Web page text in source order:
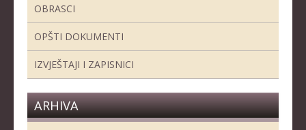
OBRASCI
OPŠTI DOKUMENTI
IZVJEŠTAJI I ZAPISNICI
ARHIVA